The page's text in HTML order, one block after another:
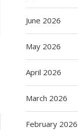
June 2026
May 2026
April 2026
March 2026
February 2026